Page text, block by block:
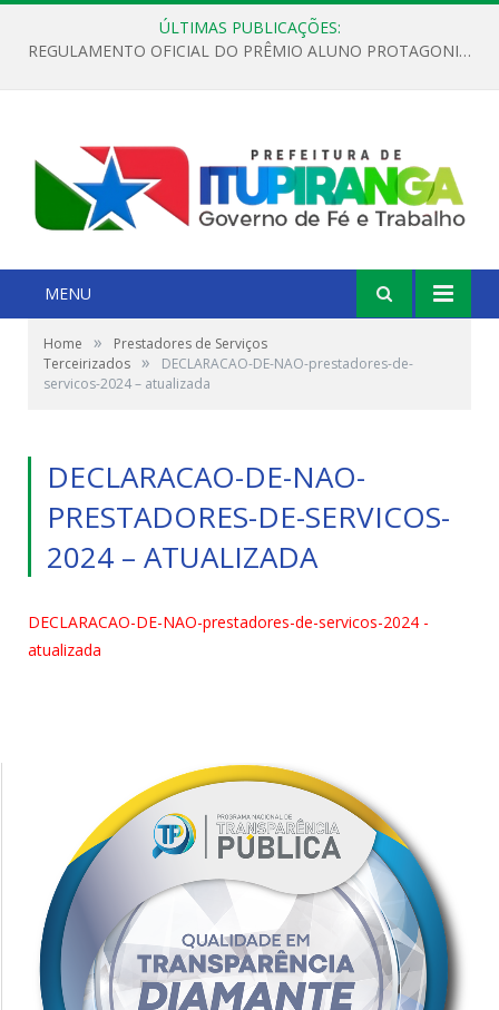
ÚLTIMAS PUBLICAÇÕES:
REGULAMENTO OFICIAL DO PRÊMIO ALUNO PROTAGONISTA – EDIÇÃO 2026
MENU
Home »
Prestadores de Serviços
Terceirizados »
DECLARACAO-DE-NAO-prestadores-de-
servicos-2024 – atualizada
DECLARACAO-DE-NAO-
PRESTADORES-DE-SERVICOS-
2024 – ATUALIZADA
DECLARACAO-DE-NAO-prestadores-de-servicos-2024 -
atualizada